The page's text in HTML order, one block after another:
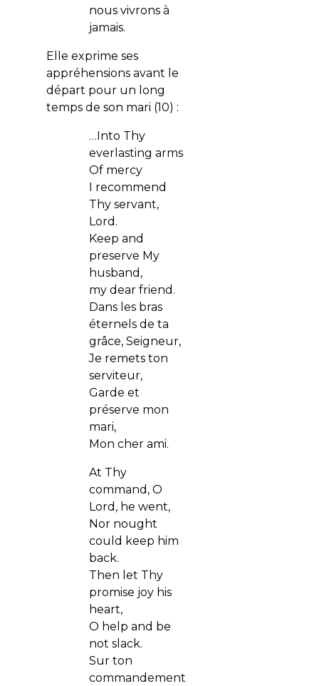
nous vivrons à
jamais.
Elle exprime ses
appréhensions avant le
départ pour un long
temps de son mari (10) :
…Into Thy
everlasting arms
Of mercy
I recommend
Thy servant,
Lord.
Keep and
preserve My
husband,
my dear friend.
Dans les bras
éternels de ta
grâce, Seigneur,
Je remets ton
serviteur,
Garde et
préserve mon
mari,
Mon cher ami.
At Thy
command, O
Lord, he went,
Nor nought
could keep him
back.
Then let Thy
promise joy his
heart,
O help and be
not slack.
Sur ton
commandement